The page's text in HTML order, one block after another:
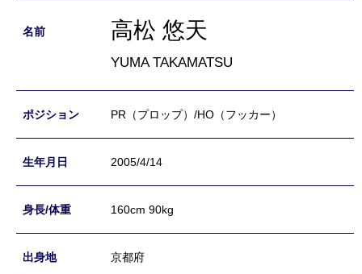
高松 悠天
YUMA TAKAMATSU
PR（プロップ）/HO（フッカー）
2005/4/14
160cm 90kg
京都府